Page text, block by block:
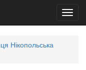
Нікопольська